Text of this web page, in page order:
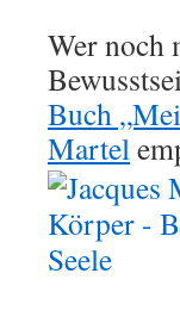
Wer noch
Buch
Martel